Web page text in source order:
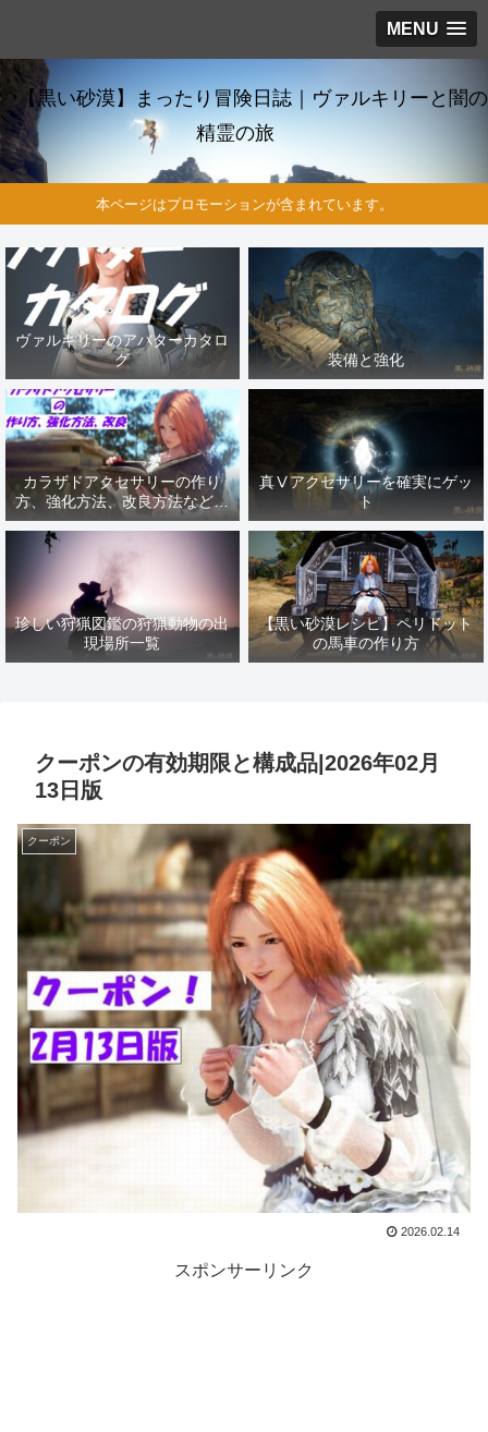
MENU
【黒い砂漠】まったり冒険日誌｜ヴァルキリーと闇の
精霊の旅
本ページはプロモーションが含まれています。
ヴァルキリーのアバターカタロ
グ
装備と強化
カラザドアクセサリーの作り
方、強化方法、改良方法などま
とめ【黒い砂漠冒険日誌１４１
真Ⅴアクセサリーを確実にゲッ
ト
珍しい狩猟図鑑の狩猟動物の出
現場所一覧
【黒い砂漠レシピ】ペリドット
の馬車の作り方
クーポンの有効期限と構成品|2026年02月
13日版
クーポン
2026.02.14
スポンサーリンク